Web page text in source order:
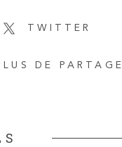
TWITTER
DE PARTAGE